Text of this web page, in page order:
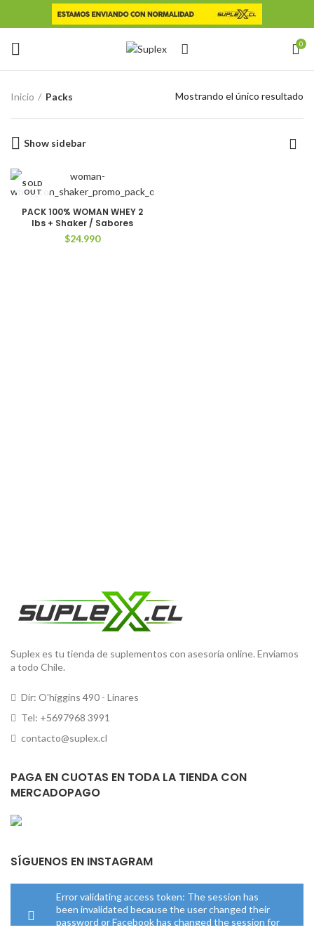
0
Inicio Packs Mostrando el único resultado
Show sidebar
SOLD
OUT
PACK 100% WOMAN WHEY 2
lbs + Shaker / Sabores
$24.990
Suplex es tu tienda de suplementos con asesoría online. Enviamos
a todo Chile.
Dir: O'higgins 490 - Linares
Tel: +5697968 3991
contacto@suplex.cl
PAGA EN CUOTAS EN TODA LA TIENDA CON
MERCADOPAGO
SÍGUENOS EN INSTAGRAM
Error validating access token: The session has
been invalidated because the user changed their
password or Facebook has changed the session for